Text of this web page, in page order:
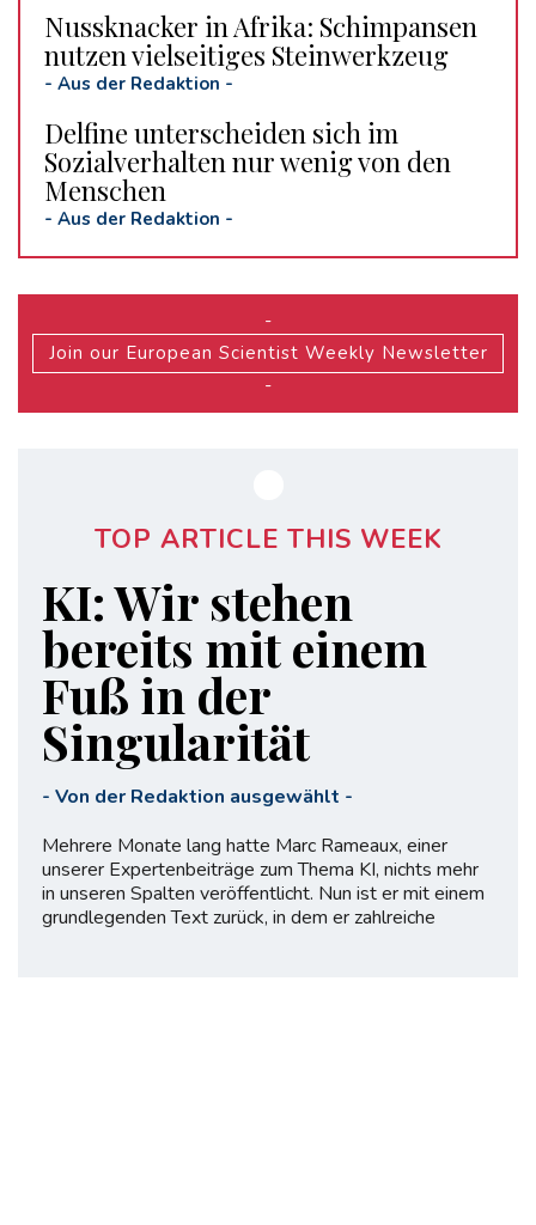
Nussknacker in Afrika: Schimpansen
nutzen vielseitiges Steinwerkzeug
- Aus der Redaktion -
Delfine unterscheiden sich im
Sozialverhalten nur wenig von den
Menschen
- Aus der Redaktion -
-
Join our European Scientist Weekly Newsletter
-
TOP ARTICLE THIS WEEK
KI: Wir stehen
bereits mit einem
Fuß in der
Singularität
- Von der Redaktion ausgewählt -
Mehrere Monate lang hatte Marc Rameaux, einer
unserer Expertenbeiträge zum Thema KI, nichts mehr
in unseren Spalten veröffentlicht. Nun ist er mit einem
grundlegenden Text zurück, in dem er zahlreiche